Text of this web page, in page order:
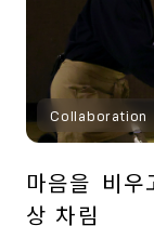
Collaboration
마음을 비
상 차림